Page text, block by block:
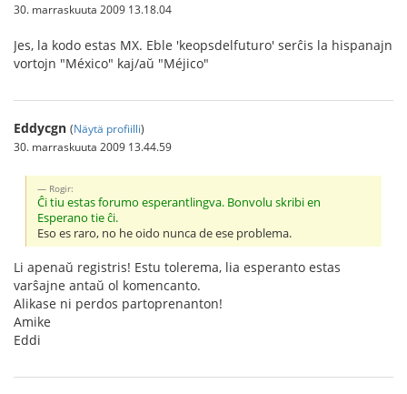
30. marraskuuta 2009 13.18.04
Jes, la kodo estas MX. Eble 'keopsdelfuturo' serĉis la hispanajn
vortojn "México" kaj/aŭ "Méjico"
Eddycgn (Näytä profiilli)
30. marraskuuta 2009 13.44.59
Rogir:
Ĉi tiu estas forumo esperantlingva. Bonvolu skribi en
Esperano tie ĉi.
Eso es raro, no he oido nunca de ese problema.
Li apenaŭ registris! Estu tolerema, lia esperanto estas
varŝajne antaŭ ol komencanto.
Alikase ni perdos partoprenanton!
Amike
Eddi